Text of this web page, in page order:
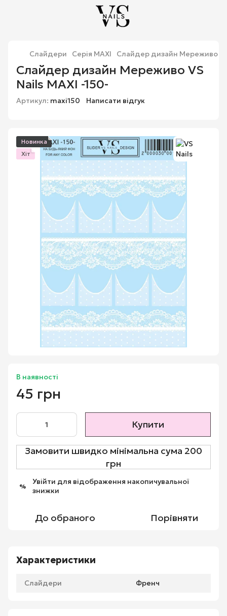
Слайдери Серія MAXI Слайдер дизайн Мереживо
Слайдер дизайн Мереживо VS
Nails MAXI -150-
Артикул: maxi150 Написати відгук
Новинка
Хіт
В наявності
45 грн
Купити
Замовити швидко мінімальна сума 200
грн
% Увійти для відображення накопичувальної
знижки
До обраного Порівняти
Характеристики
Слайдери Френч